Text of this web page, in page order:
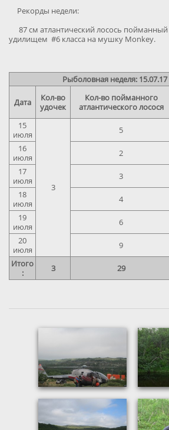
Рекорды недели:
87 см атлантический лосось
удилищем #6 класса на мушку Monkey.
Рыболовная неделя: 15.07.17
Дата
Кол-во
удочек
Кол-во пойманного
атлантического лосося
15
июля
3
5
16
июля
2
17
июля
3
18
июля
4
19
июля
6
20
июля
9
Итого
:
3 29